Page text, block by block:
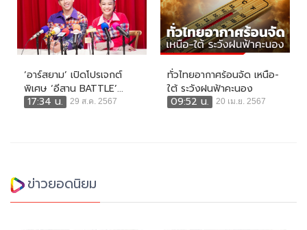
‘อาร์สยาม’ เปิดโปรเจกต์
พิเศษ ‘อีสาน BATTLE’...
17:34 น.
29 ส.ค. 2567
ทั่วไทยอากาศร้อนจัด เหนือ-
ใต้ ระวังฝนฟ้าคะนอง
09:52 น.
20 เม.ย. 2567
ข่าวยอดนิยม